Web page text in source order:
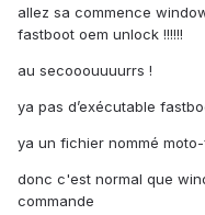
allez sa commence
fastboot oem unlock !!!!!!
au secooouuuurrs !
ya pas d’exécutable
ya un fichier nommé
donc c'est normal que
commande